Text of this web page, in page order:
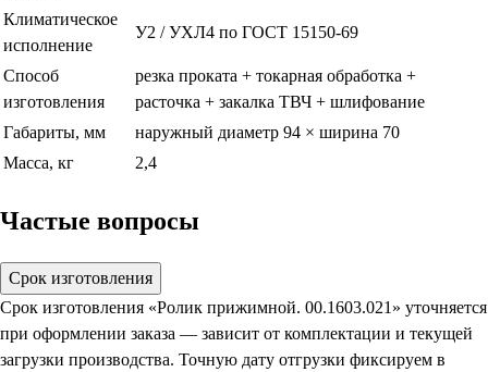
Климатическое
исполнение
У2 / УХЛ4 по ГОСТ 15150-69
Способ
изготовления
резка проката + токарная обработка +
расточка + закалка ТВЧ + шлифование
Габариты, мм
наружный диаметр 94 × ширина 70
Масса, кг
2,4
Частые вопросы
Срок изготовления
Срок изготовления «Ролик прижимной. 00.1603.021» уточняется
при оформлении заказа — зависит от комплектации и текущей
загрузки производства. Точную дату отгрузки фиксируем в